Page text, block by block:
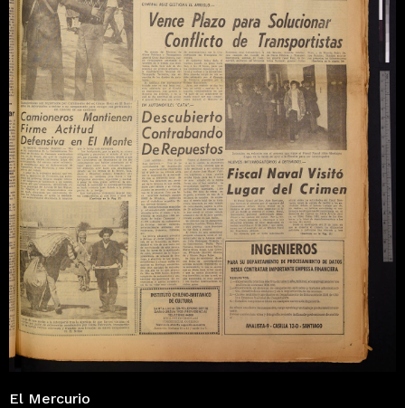
El Mercurio